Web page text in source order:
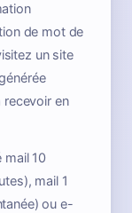
de mot de
un site
recevoir en
10
mail 1
ou e-